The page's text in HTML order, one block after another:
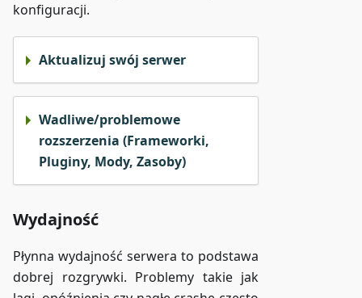
konfiguracji.
Aktualizuj swój serwer
Wadliwe/problemowe
rozszerzenia (Frameworki,
Pluginy, Mody, Zasoby)
Wydajność
Płynna wydajność serwera to podstawa
dobrej rozgrywki. Problemy takie jak